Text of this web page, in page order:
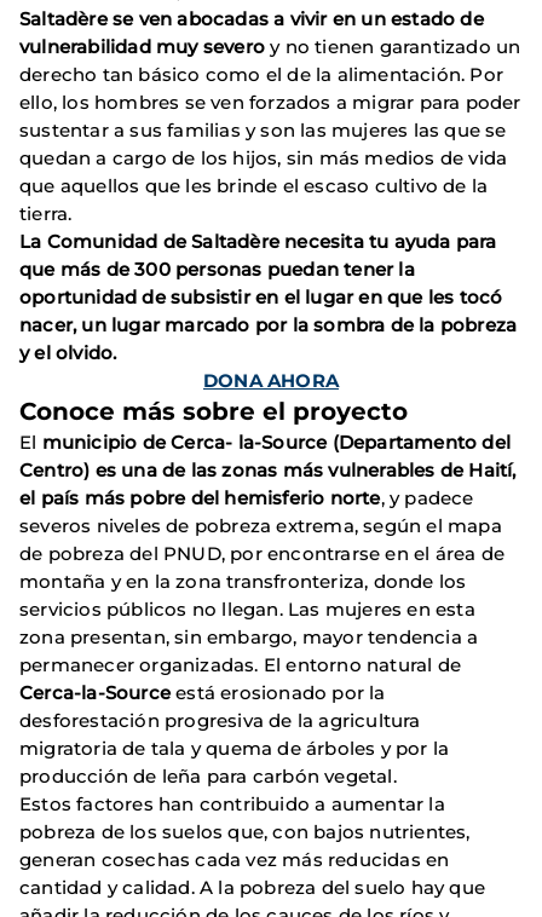
Saltadère se ven abocadas a vivir en un estado de
vulnerabilidad muy severo y no tienen garantizado un
derecho tan básico como el de la alimentación. Por
ello, los hombres se ven forzados a migrar para poder
sustentar a sus familias y son las mujeres las que se
quedan a cargo de los hijos, sin más medios de vida
que aquellos que les brinde el escaso cultivo de la
tierra.
La Comunidad de Saltadère necesita tu ayuda para
que más de 300 personas puedan tener la
oportunidad de subsistir en el lugar en que les tocó
nacer, un lugar marcado por la sombra de la pobreza
y el olvido.
DONA AHORA
Conoce más sobre el proyecto
El municipio de Cerca- la-Source (Departamento del
Centro) es una de las zonas más vulnerables de Haití,
el país más pobre del hemisferio norte, y padece
severos niveles de pobreza extrema, según el mapa
de pobreza del PNUD, por encontrarse en el área de
montaña y en la zona transfronteriza, donde los
servicios públicos no llegan. Las mujeres en esta
zona presentan, sin embargo, mayor tendencia a
permanecer organizadas. El entorno natural de
Cerca-la-Sourceestá erosionado por la
desforestación progresiva de la agricultura
migratoria de tala y quema de árboles y por la
producción de leña para carbón vegetal.
Estos factores han contribuido a aumentar la
pobreza de los suelos que, con bajos nutrientes,
generan cosechas cada vez más reducidas en
cantidad y calidad. A la pobreza del suelo hay que